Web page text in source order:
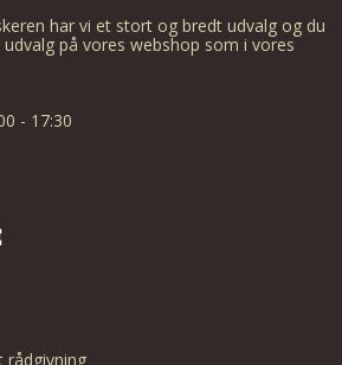
har vi et stort og bredt udvalg og du
på vores webshop som i vores
- 17:30
rådgivning